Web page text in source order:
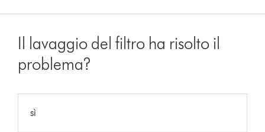
Il lavaggio del filtro ha risolto il
problema?
sì